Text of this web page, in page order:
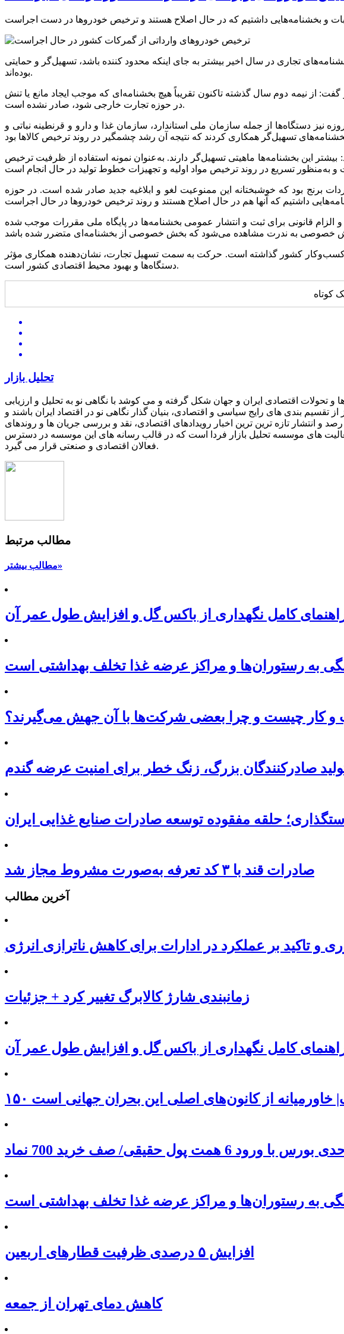
تجاری در سال اخیر بیشتر به جای اینکه محدود کننده باشد، تسهیل‌گر و حمایتی
بوده‌اند.
از نیمه دوم سال گذشته تاکنون تقریباً هیچ بخشنامه‌ای که موجب ایجاد مانع یا تنش
در حوزه تجارت خارجی شود، صادر نشده است.
عسگری با اشاره به هماهنگی مطلوب میان دستگاه‌های مرتبط در دوره‌های حساس افزود: در دفاع مقدس ۱۲ روزه نیز دستگاه‌ها از جمله سازمان ملی استاندارد، سازمان غذا و دارو و قرنطینه نباتی و
شده است اظهار کرد: بیشتر این بخشنامه‌ها ماهیتی تسهیل‌گر دارند. به‌عنوان نمونه استفاده از ظرفیت ترخیص
برنج بود که خوشبختانه این ممنوعیت لغو و ابلاغیه جدید صادر شده است. در حوزه
قانونی برای ثبت و انتشار عمومی بخشنامه‌ها در پایگاه ملی مقررات موجب شده
کسب‌وکار کشور گذاشته است. حرکت به سمت تسهیل تجارت، نشان‌دهنده همکاری مؤثر
دستگاه‌ها و بهبود محیط اقتصادی کشور است.
تحلیل بازار
تحولات اقتصادی ایران و جهان شکل گرفته و می کوشد با نگاهی نو به تحلیل و ارزیابی
بندی های رایج سیاسی و اقتصادی، بنیان گذار نگاهی نو در اقتصاد ایران باشند و
و انتشار تازه ترین ترین اخبار رویدادهای اقتصادی، نقد و بررسی جریان ها و روندهای
فعالیت های موسسه تحلیل بازار فردا است که در قالب رسانه های این موسسه در دسترس
فعالان اقتصادی و صنعتی قرار می گیرد.
مطالب مرتبط
مطالب بیشتر»
کامل نگهداری از باکس گل و افزایش طول عمر آن
به رستوران‌ها و مراکز عرضه غذا تخلف بهداشتی است
کار چیست و چرا بعضی شرکت‌ها با آن جهش می‌گیرند؟
صادرکنندگان بزرگ، زنگ خطر برای امنیت عرضه گندم
حلقه مفقوده توسعه صادرات صنایع غذایی ایران
صادرات قند با ۳ کد تعرفه به‌صورت مشروط مجاز شد
آخرین مطالب
و تاکید بر عملکرد در ادارات برای کاهش ناترازی انرژی
زمانبندی شارژ کالابرگ تغییر کرد + جزئیات
کامل نگهداری از باکس گل و افزایش طول عمر آن
خاورمیانه از کانون‌های اصلی این بحران جهانی است
به رستوران‌ها و مراکز عرضه غذا تخلف بهداشتی است
افزایش ۵ درصدی ظرفیت قطارهای اربعین
کاهش دمای تهران از جمعه